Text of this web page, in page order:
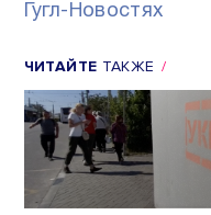
Гугл-Новостях
ЧИТАЙТЕ ТАКЖЕ